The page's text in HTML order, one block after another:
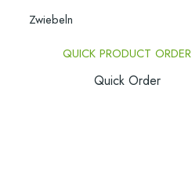
Zwiebeln
QUICK PRODUCT ORDER
Quick Order